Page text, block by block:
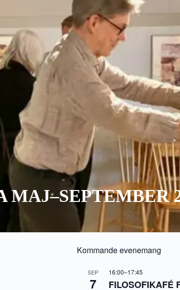
Kommande evenemang
SEP
7
16:00–17:45
FILOSOFIKAFÉ